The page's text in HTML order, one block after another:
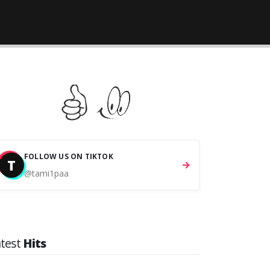
T FOLLOW US ON TIKTOK
@tami1paa
Hits